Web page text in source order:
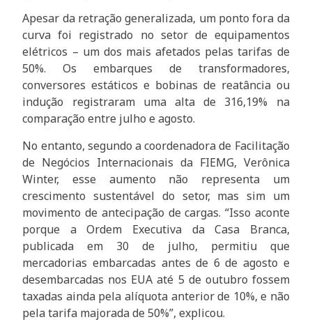
Apesar da retração generalizada, um ponto fora da
curva foi registrado no setor de equipamentos
elétricos – um dos mais afetados pelas tarifas de
50%. Os embarques de transformadores,
conversores estáticos e bobinas de reatância ou
indução registraram uma alta de 316,19% na
comparação entre julho e agosto.
No entanto, segundo a coordenadora de Facilitação
de Negócios Internacionais da FIEMG, Verônica
Winter, esse aumento não representa um
crescimento sustentável do setor, mas sim um
movimento de antecipação de cargas. “Isso aconte
porque a Ordem Executiva da Casa Branca,
publicada em 30 de julho, permitiu que
mercadorias embarcadas antes de 6 de agosto e
desembarcadas nos EUA até 5 de outubro fossem
taxadas ainda pela alíquota anterior de 10%, e não
pela tarifa majorada de 50%”, explicou.